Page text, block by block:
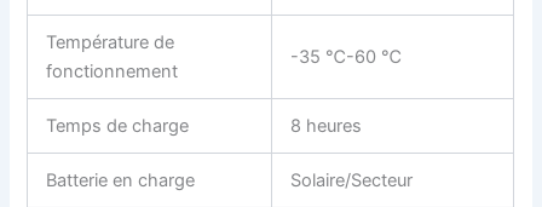
Température de
fonctionnement
-35 ℃-60 ℃
Temps de charge 8 heures
Batterie en charge Solaire/Secteur